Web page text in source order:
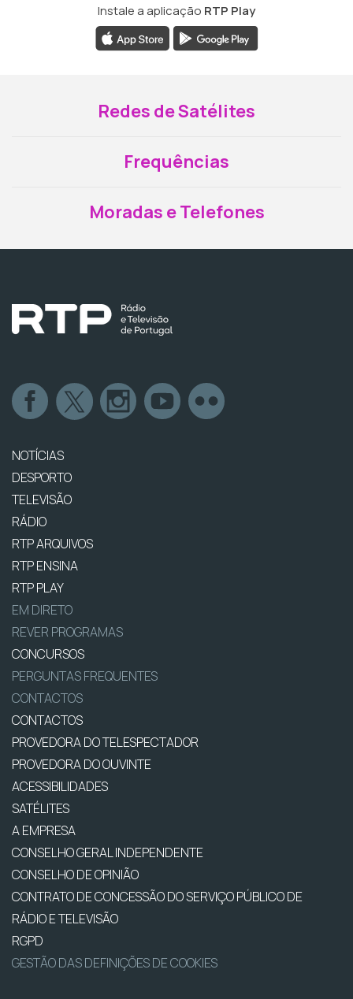
Instale a aplicação RTP Play
Redes de Satélites
Frequências
Moradas e Telefones
NOTÍCIAS
DESPORTO
TELEVISÃO
RÁDIO
RTP ARQUIVOS
RTP ENSINA
RTP PLAY
EM DIRETO
REVER PROGRAMAS
CONCURSOS
PERGUNTAS FREQUENTES
CONTACTOS
CONTACTOS
PROVEDORA DO TELESPECTADOR
PROVEDORA DO OUVINTE
ACESSIBILIDADES
SATÉLITES
A EMPRESA
CONSELHO GERAL INDEPENDENTE
CONSELHO DE OPINIÃO
CONTRATO DE CONCESSÃO DO SERVIÇO PÚBLICO DE
RÁDIO E TELEVISÃO
RGPD
GESTÃO DAS DEFINIÇÕES DE COOKIES